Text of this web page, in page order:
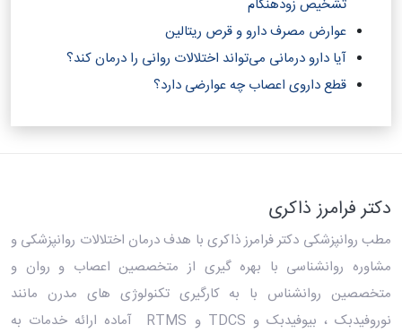
تشخیص زودهنگام
عوارض مصرف دارو و قرص ریتالین
آیا دارو درمانی می‌تواند اختلالات روانی را درمان کند؟‎
قطع داروی اعصاب چه عوارضی دارد؟
دکتر فرامرز ذاکری
مطب روانپزشکی دکتر فرامرز ذاکری با هدف درمان اختلالات روانپزشکی و
مشاوره روانشناسی با بهره گیری از متخصصین اعصاب و روان و
متخصصین روانشناس با به کارگیری تکنولوژی های مدرن مانند
نوروفیدبک ، بیوفیدبک و TDCS و RTMS آماده ارائه خدمات به